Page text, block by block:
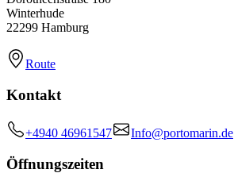
Winterhude
22299 Hamburg
Route
Kontakt
+4940 46961547 Info@portomarin.de
Öffnungszeiten